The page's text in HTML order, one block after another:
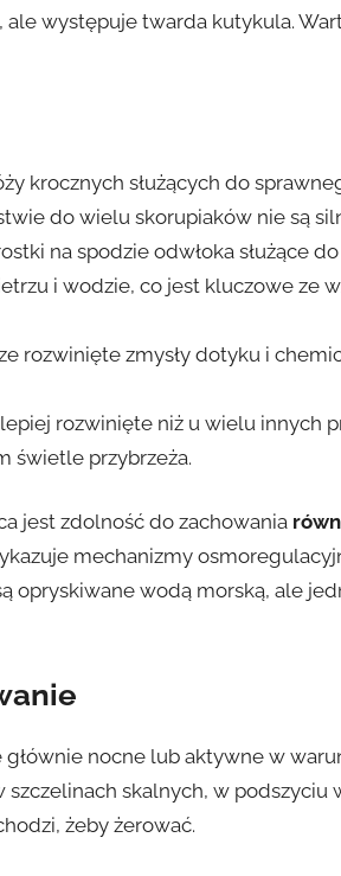
występuje twarda kutykula.
krocznych służących do
do wielu skorupiaków nie są
na spodzie odwłoka służące
i wodzie, co jest kluczowe ze
rozwinięte zmysły dotyku i
lepiej rozwinięte niż u wielu innych
świetle przybrzeża.
jest zdolność do zachowania
mechanizmy
opryskiwane wodą morską, ale
nocne lub aktywne w
skalnych, w podszyciu
żeby żerować.